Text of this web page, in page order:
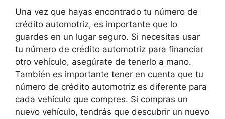
Una vez que hayas encontrado tu número de
crédito automotriz, es importante que lo
guardes en un lugar seguro. Si necesitas usar
tu número de crédito automotriz para financiar
otro vehículo, asegúrate de tenerlo a mano.
También es importante tener en cuenta que tu
número de crédito automotriz es diferente para
cada vehículo que compres. Si compras un
nuevo vehículo, tendrás que descubrir un nuevo